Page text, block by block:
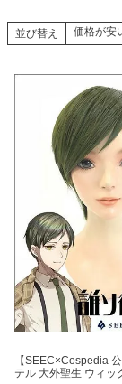
並び替え 価格が安
【SEEC×Cospedia
テル 大外聖生 ウィッ